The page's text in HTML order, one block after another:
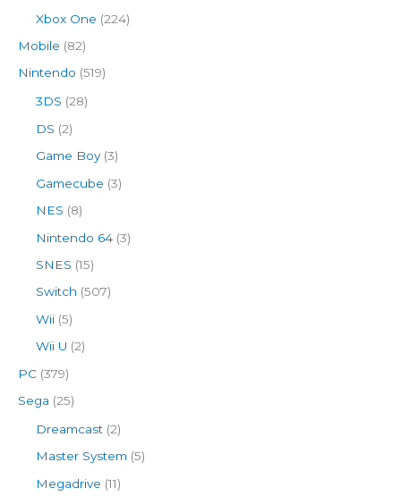
Xbox One (224)
Mobile (82)
Nintendo (519)
3DS (28)
DS (2)
Game Boy(3)
Gamecube (3)
NES (8)
Nintendo 64 (3)
SNES (15)
Switch (507)
Wii (5)
Wii U (2)
PC (379)
Sega (25)
Dreamcast (2)
Master System (5)
Megadrive (11)